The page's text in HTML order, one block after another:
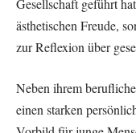
ästhetischen Freude,
zur Reflexion über
Neben ihrem
einen starken